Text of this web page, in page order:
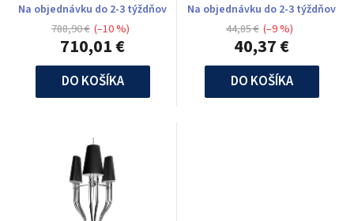
Na objednávku do 2-3 týždňov
710,01 €
788,90 € (–10 %)
DO KOŠÍKA
Na objednávku do 2-3 týždňov
40,37 €
44,85 € (–9 %)
DO KOŠÍKA